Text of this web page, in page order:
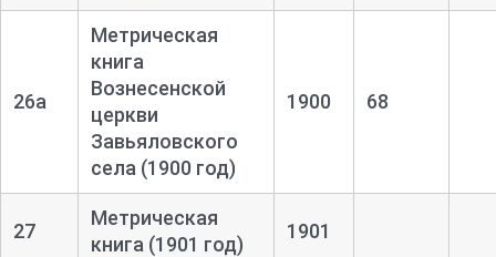
26а
Метрическая
книга
Вознесенской
церкви
Завьяловского
села (1900 год)
1900 68
27
Метрическая
книга (1901 год)
1901